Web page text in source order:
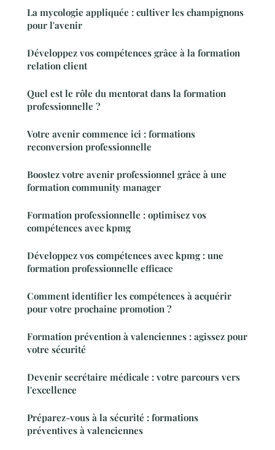
La mycologie appliquée : cultiver les champignons
pour l'avenir
Développez vos compétences grâce à la formation
relation client
Quel est le rôle du mentorat dans la formation
professionnelle ?
Votre avenir commence ici : formations
reconversion professionnelle
Boostez votre avenir professionnel grâce à une
formation community manager
Formation professionnelle : optimisez vos
compétences avec kpmg
Développez vos compétences avec kpmg : une
formation professionnelle efficace
Comment identifier les compétences à acquérir
pour votre prochaine promotion ?
Formation prévention à valenciennes : agissez pour
votre sécurité
Devenir secrétaire médicale : votre parcours vers
l'excellence
Préparez-vous à la sécurité : formations
préventives à valenciennes